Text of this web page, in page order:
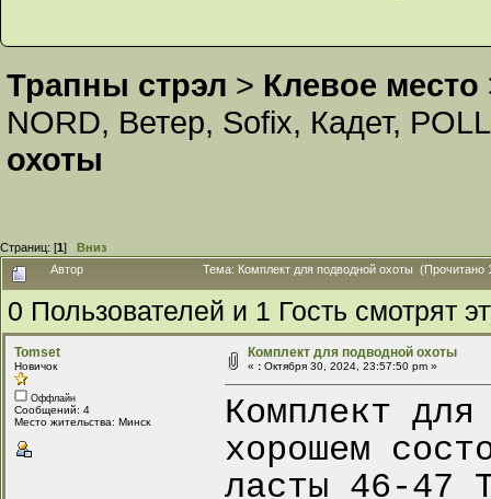
Трапны стрэл > Клевое место
NORD, Ветер, Sofix, Кадет, POLL
охоты
Страниц: [1] Вниз
Автор
Тема: Комплект для подводной охоты (Прочитано
0 Пользователей и 1 Гость смотрят
Tomset
Новичок
Оффлайн
Сообщений: 4
Место жительства: Минск
Комплект для подводной охоты
« : Октября 30, 2024, 23:57:50 pm »
Комплект
хорошем
ласты 46-47